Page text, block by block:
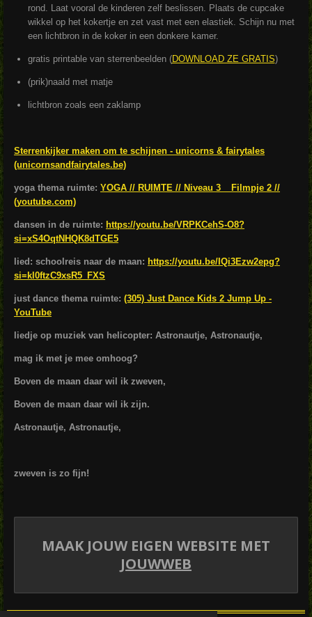
rond. Laat vooral de kinderen zelf beslissen. Plaats de cupcake
wikkel op het kokertje en zet vast met een elastiek. Schijn nu met
een lichtbron in de koker in een donkere kamer.
gratis printable van sterrenbeelden (DOWNLOAD ZE GRATIS)
(prik)naald met matje
lichtbron zoals een zaklamp
Sterrenkijker maken om te schijnen - unicorns & fairytales
(unicornsandfairytales.be)
yoga thema ruimte: YOGA // RUIMTE // Niveau 3 _ Filmpje 2 //
(youtube.com)
dansen in de ruimte: https://youtu.be/VRPKCehS-O8?
si=xS4OqtNHQK8dTGE5
lied: schoolreis naar de maan: https://youtu.be/IQi3Ezw2epg?
si=kl0ftzC9xsR5_FXS
just dance thema ruimte: (305) Just Dance Kids 2 Jump Up -
YouTube
liedje op muziek van helicopter: Astronautje, Astronautje,
mag ik met je mee omhoog?
Boven de maan daar wil ik zweven,
Boven de maan daar wil ik zijn.
Astronautje, Astronautje,
zweven is zo fijn!
MAAK JOUW EIGEN WEBSITE MET
JOUWWEB